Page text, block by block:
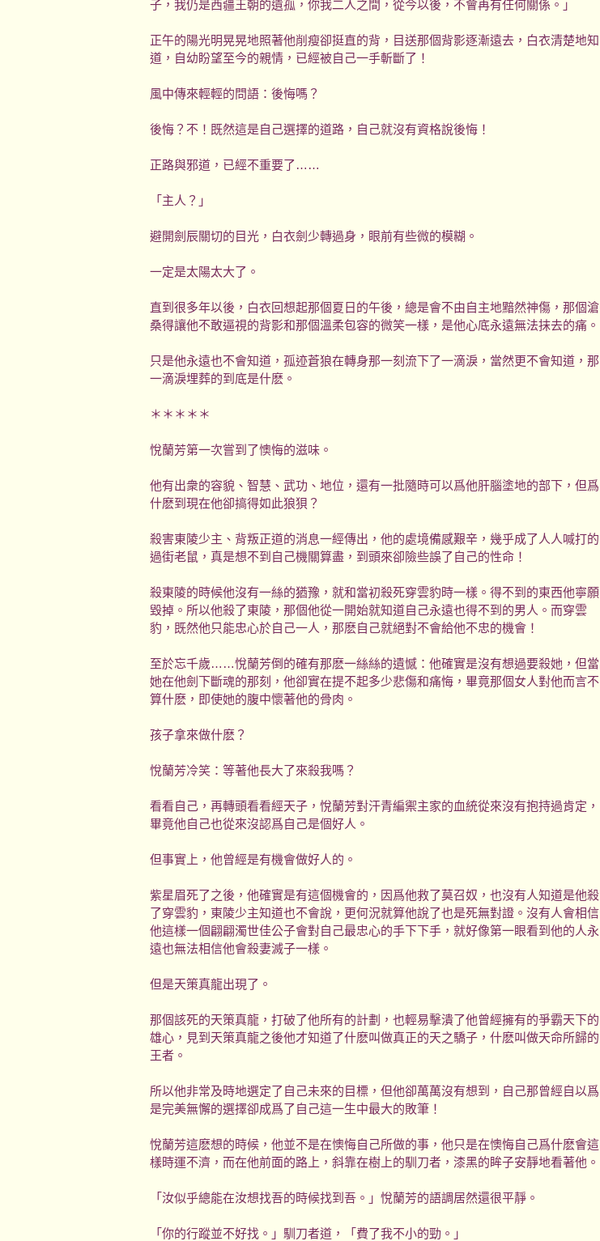
子，我仍是西疆王朝的遺孤，你我二人之間，從今以後，不會再有任何關係。」
正午的陽光明晃晃地照著他削瘦卻挺直的背，目送那個背影逐漸遠去，白衣清楚地知
道，自幼盼望至今的親情，已經被自己一手斬斷了！
風中傳來輕輕的問語：後悔嗎？
後悔？不！既然這是自己選擇的道路，自己就沒有資格說後悔！
正路與邪道，已經不重要了……
「主人？」
避開劍辰關切的目光，白衣劍少轉過身，眼前有些微的模糊。
一定是太陽太大了。
直到很多年以後，白衣回想起那個夏日的午後，總是會不由自主地黯然神傷，那個滄
桑得讓他不敢逼視的背影和那個溫柔包容的微笑一樣，是他心底永遠無法抹去的痛。
只是他永遠也不會知道，孤迹蒼狼在轉身那一刻流下了一滴淚，當然更不會知道，那
一滴淚埋葬的到底是什麽。
＊＊＊＊＊
悅蘭芳第一次嘗到了懊悔的滋味。
他有出衆的容貌、智慧、武功、地位，還有一批隨時可以爲他肝腦塗地的部下，但爲
什麽到現在他卻搞得如此狼狽？
殺害東陵少主、背叛正道的消息一經傳出，他的處境備感艱辛，幾乎成了人人喊打的
過街老鼠，真是想不到自己機關算盡，到頭來卻險些誤了自己的性命！
殺東陵的時候他沒有一絲的猶豫，就和當初殺死穿雲豹時一樣。得不到的東西他寧願
毀掉。所以他殺了東陵，那個他從一開始就知道自己永遠也得不到的男人。而穿雲
豹，既然他只能忠心於自己一人，那麽自己就絕對不會給他不忠的機會！
至於忘千歲……悅蘭芳倒的確有那麽一絲絲的遺憾：他確實是沒有想過要殺她，但當
她在他劍下斷魂的那刻，他卻實在提不起多少悲傷和痛悔，畢竟那個女人對他而言不
算什麽，即使她的腹中懷著他的骨肉。
孩子拿來做什麽？
悅蘭芳冷笑：等著他長大了來殺我嗎？
看看自己，再轉頭看看經天子，悅蘭芳對汗青編禦主家的血統從來沒有抱持過肯定，
畢竟他自己也從來沒認爲自己是個好人。
但事實上，他曾經是有機會做好人的。
紫星眉死了之後，他確實是有這個機會的，因爲他救了莫召奴，也沒有人知道是他殺
了穿雲豹，東陵少主知道也不會說，更何況就算他說了也是死無對證。沒有人會相信
他這樣一個翩翩濁世佳公子會對自己最忠心的手下下手，就好像第一眼看到他的人永
遠也無法相信他會殺妻滅子一樣。
但是天策真龍出現了。
那個該死的天策真龍，打破了他所有的計劃，也輕易擊潰了他曾經擁有的爭霸天下的
雄心，見到天策真龍之後他才知道了什麽叫做真正的天之驕子，什麽叫做天命所歸的
王者。
所以他非常及時地選定了自己未來的目標，但他卻萬萬沒有想到，自己那曾經自以爲
是完美無懈的選擇卻成爲了自己這一生中最大的敗筆！
悅蘭芳這麽想的時候，他並不是在懊悔自己所做的事，他只是在懊悔自己爲什麽會這
樣時運不濟，而在他前面的路上，斜靠在樹上的馴刀者，漆黑的眸子安靜地看著他。
「汝似乎總能在汝想找吾的時候找到吾。」悅蘭芳的語調居然還很平靜。
「你的行蹤並不好找。」馴刀者道，「費了我不小的勁。」